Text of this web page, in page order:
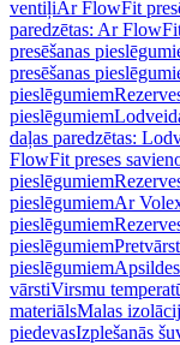
ventiļiAr FlowFit
paredzētas: Ar
presēšanas
presēšanas
pieslēgumiem
pieslēgumiem
daļas paredzētas:
FlowFit preses
pieslēgumiem
pieslēgumiemAr
pieslēgumiem
pieslēgumiem
pieslēgumiem
vārstiVirsmu
materiālsMalas
piedevasIzplešanās